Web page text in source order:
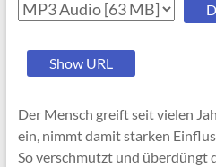
Show URL
Der Mensch greift seit vielen
ein, nimmt damit starken
So verschmutzt und überdüngt